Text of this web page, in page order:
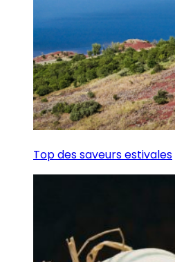
Top des saveurs estivales